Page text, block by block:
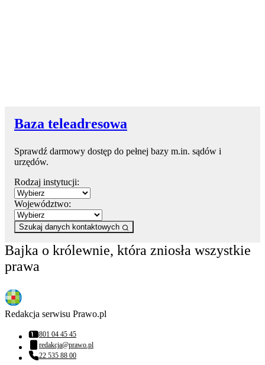
Baza teleadresowa
Sprawdź darmowy dostęp do pełnej bazy m.in. sądów i
urzędów.
Rodzaj instytucji:
Województwo:
Szukaj danych kontaktowych
Bajka o królewnie, która zniosła wszystkie
prawa
Redakcja serwisu Prawo.pl
Numer telefonu:
801 04 45 45
Adres email:
redakcja@prawo.pl
Numer telefonu:
22 535 88 00